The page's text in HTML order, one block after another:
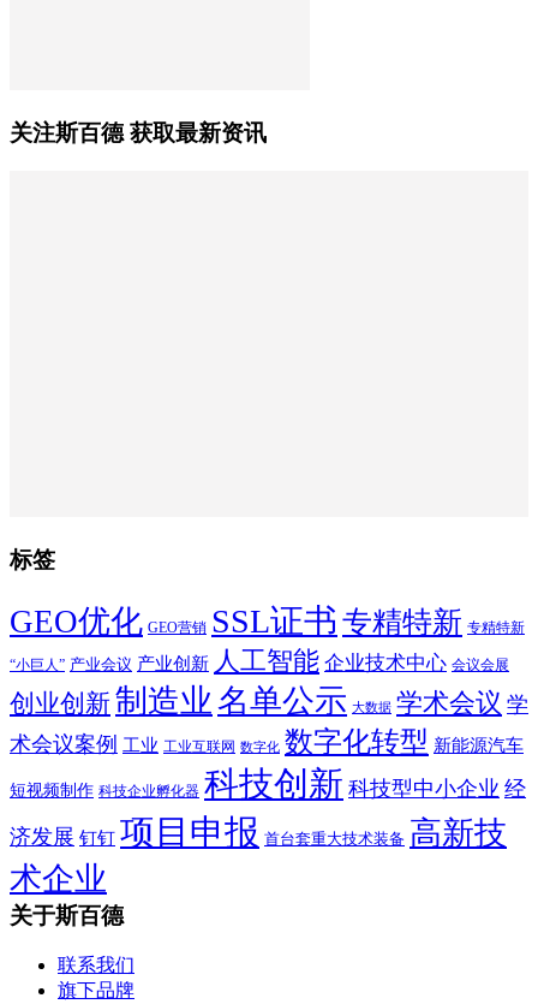
关注斯百德 获取最新资讯
标签
GEO优化 GEO营销 SSL证书 专精特新 专精特新
“小巨人” 产业会议 产业创新 人工智能 企业技术中心 会议会展
创业创新制造业 名单公示 大数据 学术会议 学
术会议案例 工业 工业互联网 数字化 数字化转型 新能源汽车
短视频制作 科技企业孵化器 科技创新 科技型中小企业 经
济发展 钉钉 项目申报 首台套重大技术装备 高新技
术企业
关于斯百德
联系我们
旗下品牌